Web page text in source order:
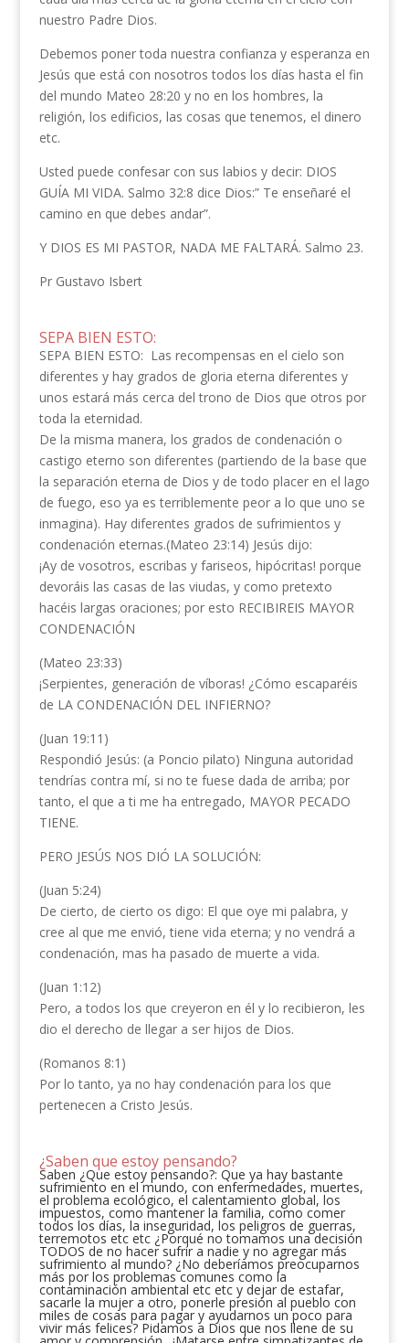
nuestro Padre Dios.
Debemos poner toda nuestra confianza y esperanza en
Jesús que está con nosotros todos los días hasta el fin
del mundo Mateo 28:20 y no en los hombres, la
religión, los edificios, las cosas que tenemos, el dinero
etc.
Usted puede confesar con sus labios y decir: DIOS
GUÍA MI VIDA. Salmo 32:8 dice Dios:” Te enseñaré el
camino en que debes andar”.
Y DIOS ES MI PASTOR, NADA ME FALTARÁ. Salmo 23.
Pr Gustavo Isbert
SEPA BIEN ESTO:
SEPA BIEN ESTO: Las recompensas en el cielo son
diferentes y hay grados de gloria eterna diferentes y
unos estará más cerca del trono de Dios que otros por
toda la eternidad.
De la misma manera, los grados de condenación o
castigo eterno son diferentes (partiendo de la base que
la separación eterna de Dios y de todo placer en el lago
de fuego, eso ya es terriblemente peor a lo que uno se
inmagina). Hay diferentes grados de sufrimientos y
condenación eternas.(Mateo 23:14) Jesús dijo:
¡Ay de vosotros, escribas y fariseos, hipócritas! porque
devoráis las casas de las viudas, y como pretexto
hacéis largas oraciones; por esto RECIBIREIS MAYOR
CONDENACIÓN
(Mateo 23:33)
¡Serpientes, generación de víboras! ¿Cómo escaparéis
de LA CONDENACIÓN DEL INFIERNO?
(Juan 19:11)
Respondió Jesús: (a Poncio pilato) Ninguna autoridad
tendrías contra mí, si no te fuese dada de arriba; por
tanto, el que a ti me ha entregado, MAYOR PECADO
TIENE.
PERO JESÚS NOS DIÓ LA SOLUCIÓN:
(Juan 5:24)
De cierto, de cierto os digo: El que oye mi palabra, y
cree al que me envió, tiene vida eterna; y no vendrá a
condenación, mas ha pasado de muerte a vida.
(Juan 1:12)
Pero, a todos los que creyeron en él y lo recibieron, les
dio el derecho de llegar a ser hijos de Dios.
(Romanos 8:1)
Por lo tanto, ya no hay condenación para los que
pertenecen a Cristo Jesús.
¿Saben que estoy pensando?
Saben ¿Que estoy pensando?: Que ya hay bastante
sufrimiento en el mundo, con enfermedades, muertes,
el problema ecológico, el calentamiento global, los
impuestos, como mantener la familia, como comer
todos los días, la inseguridad, los peligros de guerras,
terremotos etc etc ¿Porqué no tomamos una decisión
TODOS de no hacer sufrir a nadie y no agregar más
sufrimiento al mundo? ¿No deberíamos preocuparnos
más por los problemas comunes como la
contaminación ambiental etc etc y dejar de estafar,
sacarle la mujer a otro, ponerle presión al pueblo con
miles de cosas para pagar y ayudarnos un poco para
vivir más felices? Pidamos a Dios que nos llene de su